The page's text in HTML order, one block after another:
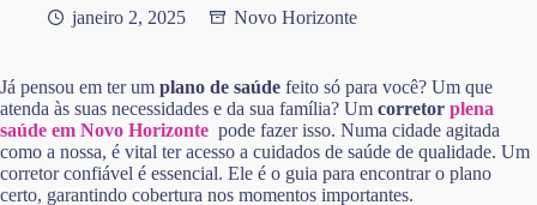
janeiro 2, 2025 Novo Horizonte
Já pensou em ter um plano de saúde feito só para você? Um que
atenda às suas necessidades e da sua família? Um corretor plena
saúde em Novo Horizonte pode fazer isso. Numa cidade agitada
como a nossa, é vital ter acesso a cuidados de saúde de qualidade. Um
corretor confiável é essencial. Ele é o guia para encontrar o plano
certo, garantindo cobertura nos momentos importantes.